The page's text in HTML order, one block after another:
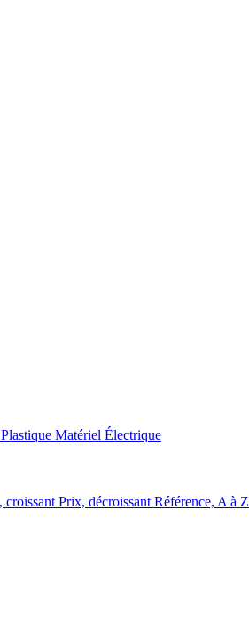
Matériel Électrique
croissant Prix, décroissant Référence, A à Z